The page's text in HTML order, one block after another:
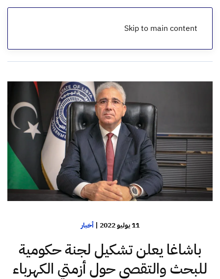
Skip to main content
الرئيسية
11 يوليو 2022 |أخبار
باشاغا يعلن تشكيل لجنة حكومية
للبحث والتقصي حول أزمتي الكهرباء